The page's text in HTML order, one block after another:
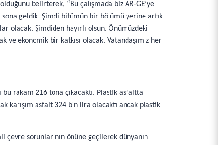
belirterek, “Bu çalışmada biz AR-GE’ye
sona geldik. Şimdi bitümün bir bölümü yerine artık
olacak. Şimdiden hayırlı olsun. Önümüzdeki
ve ekonomik bir katkısı olacak. Vatandaşımız her
bu rakam 216 tona çıkacaktı. Plastik asfaltta
karışım asfalt 324 bin lira olacaktı ancak plastik
çevre sorunlarının önüne geçilerek dünyanın